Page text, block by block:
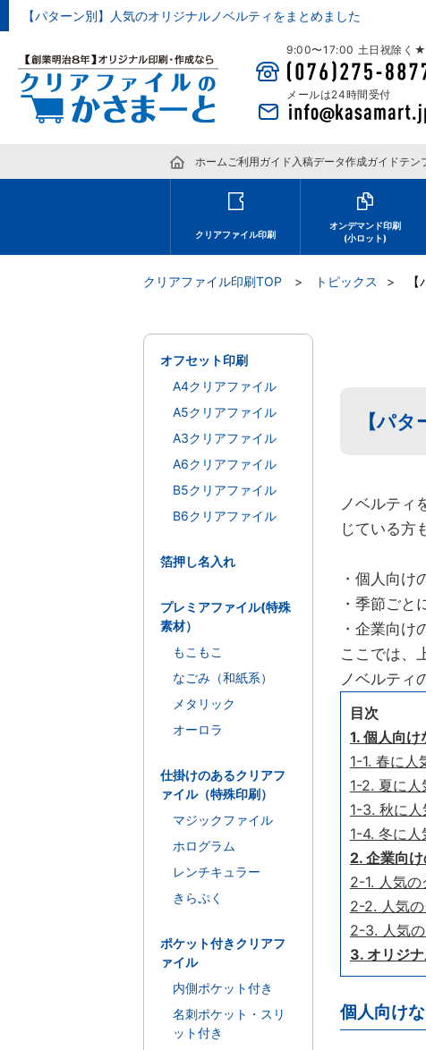
【パターン別】人気のオリジナルノベルティをまとめました
9:00〜17:00 土日祝除く★
メールは24時間受付
ホーム ご利用ガイド 入稿データ作成ガイドテン
クリアファイル印刷
オンデマンド印刷
(小ロット)
クリアファイル印刷TOP トピックス
【パ
ノベルティ
じている方
・個人向け
・季節ごと
・企業向け
ここでは、
ノベルティ
目次
1. 個人向
1-1. 春に人
1-2. 夏に
1-3. 秋に
1-4. 冬に
2. 企業向
2-1. 人気
2-2. 人気
2-3. 人気
3. オリジ
個人向け
オフセット印刷
A4クリアファイル
A5クリアファイル
A3クリアファイル
A6クリアファイル
B5クリアファイル
B6クリアファイル
箔押し名入れ
プレミアファイル(特殊
素材）
もこもこ
なごみ（和紙系）
メタリック
オーロラ
仕掛けのあるクリアフ
ァイル（特殊印刷）
マジックファイル
ホログラム
レンチキュラー
きらぷく
ポケット付きクリアフ
ァイル
内側ポケット付き
名刺ポケット・スリ
ット付き